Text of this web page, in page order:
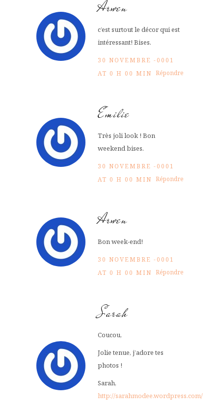
Arwen
c’est surtout le décor qui est
intéressant! Bises.
30 NOVEMBRE -0001
AT 0 H 00 MIN Répondre
Emilie
Très joli look ! Bon
weekend bises.
30 NOVEMBRE -0001
AT 0 H 00 MIN Répondre
Arwen
Bon week-end!
30 NOVEMBRE -0001
AT 0 H 00 MIN Répondre
Sarah
Coucou,
Jolie tenue, j’adore tes
photos !
Sarah,
http://sarahmodee.wordpress.com/